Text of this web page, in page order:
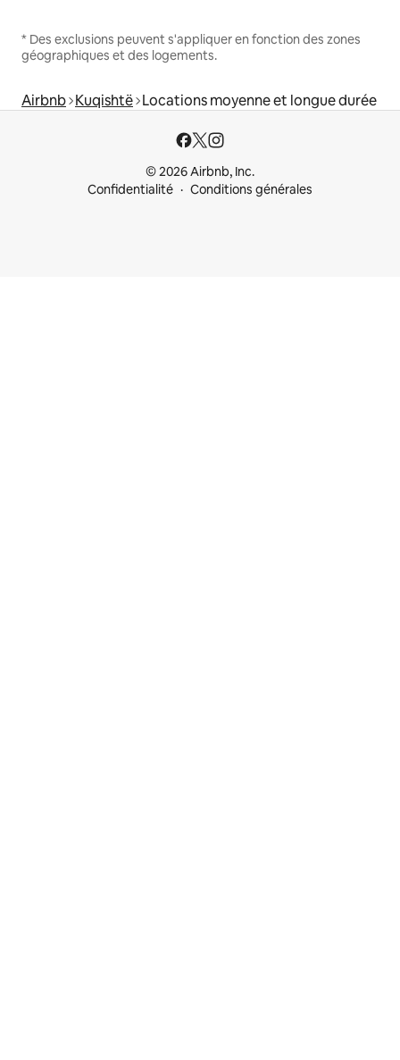
* Des exclusions peuvent s'appliquer en fonction des zones
géographiques et des logements.
Airbnb Kuqishtë Locations moyenne et longue durée
© 2026 Airbnb, Inc.
Confidentialité
Conditions générales